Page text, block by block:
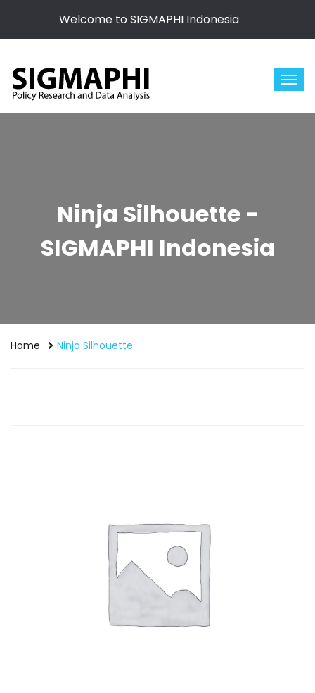
Welcome to SIGMAPHI Indonesia
Ninja Silhouette -
SIGMAPHI Indonesia
Home Ninja Silhouette